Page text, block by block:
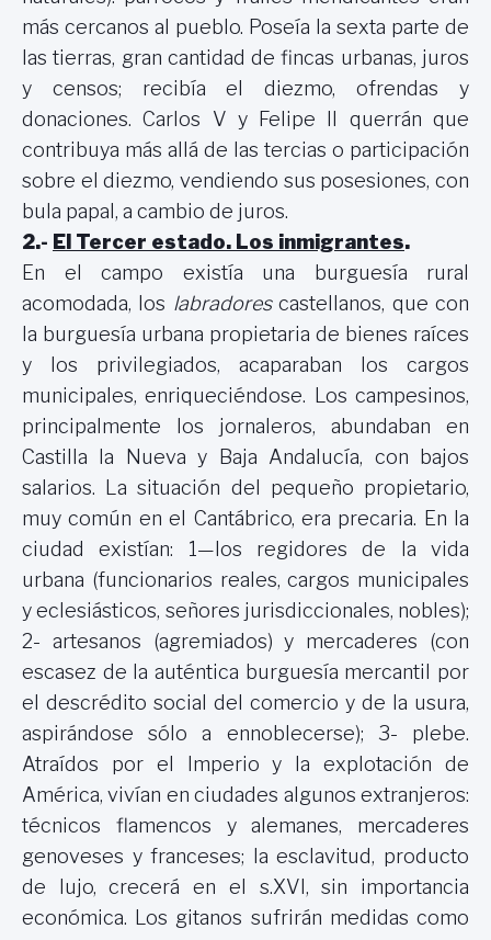
más cercanos al pueblo. Poseía la sexta parte de
las tierras, gran cantidad de fincas urbanas, juros
y censos; recibía el diezmo, ofrendas y
donaciones. Carlos V y Felipe II querrán que
contribuya más allá de las tercias o participación
sobre el diezmo, vendiendo sus posesiones, con
bula papal, a cambio de juros.
2.- El Tercer estado. Los inmigrantes.
En el campo existía una burguesía rural
acomodada, los labradorescastellanos, que con
la burguesía urbana propietaria de bienes raíces
y los privilegiados, acaparaban los cargos
municipales, enriqueciéndose. Los campesinos,
principalmente los jornaleros, abundaban en
Castilla
la Nueva y Baja Andalucía, con bajos
salarios. La situación del pequeño propietario,
muy común en el Cantábrico, era precaria. En la
ciudad existían: 1—los regidores de la vida
urbana (funcionarios reales, cargos municipales
y eclesiásticos, señores jurisdiccionales, nobles);
2- artesanos (agremiados) y mercaderes (con
escasez de la auténtica burguesía mercantil por
el descrédito social del comercio y de la usura,
aspirándose sólo a ennoblecerse); 3- plebe.
Atraídos por el Imperio y la explotación de
América, vivían en ciudades algunos extranjeros:
técnicos flamencos y alemanes, mercaderes
genoveses y franceses; la esclavitud, producto
de lujo, crecerá en el s.XVI, sin importancia
económica. Los gitanos sufrirán medidas como